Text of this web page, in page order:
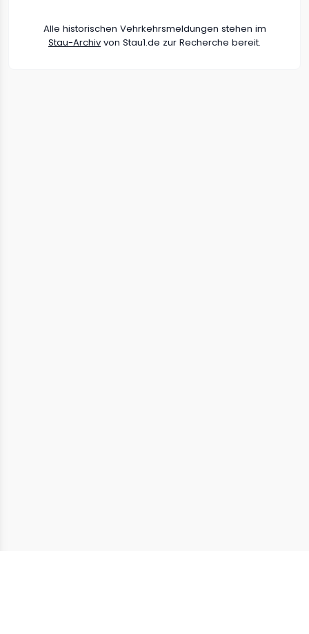
Alle historischen Vehrkehrsmeldungen stehen im
Stau-Archiv von Stau1.de zur Recherche bereit.